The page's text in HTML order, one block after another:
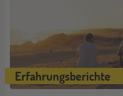
Erfahrungsberichte